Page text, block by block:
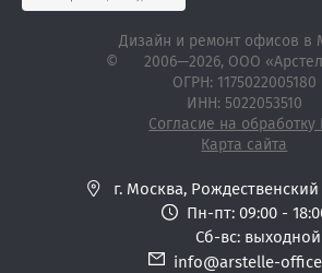
Дизайн и ремонт офисов в
©
2006—2026, ООО
ОГРН: 1175022005180
ИНН: 5022053510
Согласие на обработку
Карта сайта
г. Москва, Рождественский
Пн-пт: 09:00 -
Сб-вс: выходной
info@arstelle-